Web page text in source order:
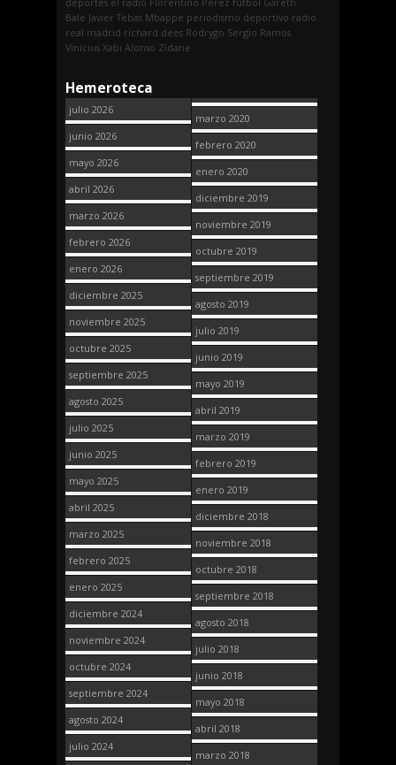
Bale Javier Tebas Mbappe periodismo deportivo radio
real madrid richard dees Rodrygo Sergio Ramos
Vinicius Xabi Alonso Zidane
Hemeroteca
julio 2026
junio 2026
mayo 2026
abril 2026
marzo 2026
febrero 2026
enero 2026
diciembre 2025
noviembre 2025
octubre 2025
septiembre 2025
agosto 2025
julio 2025
junio 2025
mayo 2025
abril 2025
marzo 2025
febrero 2025
enero 2025
diciembre 2024
noviembre 2024
octubre 2024
septiembre 2024
agosto 2024
julio 2024
marzo 2020
febrero 2020
enero 2020
diciembre 2019
noviembre 2019
octubre 2019
septiembre 2019
agosto 2019
julio 2019
junio 2019
mayo 2019
abril 2019
marzo 2019
febrero 2019
enero 2019
diciembre 2018
noviembre 2018
octubre 2018
septiembre 2018
agosto 2018
julio 2018
junio 2018
mayo 2018
abril 2018
marzo 2018